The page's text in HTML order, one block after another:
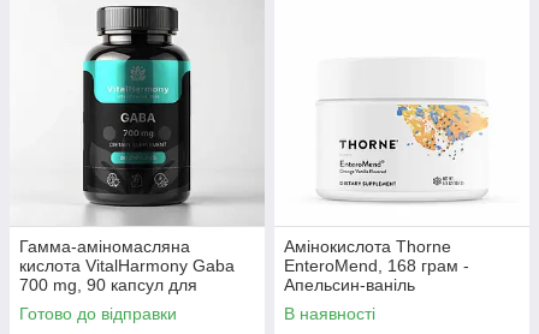
Гамма-аміномасляна
кислота VitalHarmony Gaba
700 mg, 90 капсул для
розслабленню та зниження
стресу
Готово до відправки
Амінокислота Thorne
EnteroMend, 168 грам -
Апельсин-ваніль
В наявності